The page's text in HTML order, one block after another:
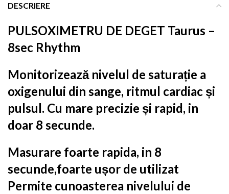
DESCRIERE
PULSOXIMETRU DE DEGET Taurus –
8sec Rhythm
Monitorizează nivelul de saturație a
oxigenului din sange, ritmul cardiac și
pulsul. Cu mare precizie și rapid, in
doar 8 secunde.
Masurare foarte rapida, in 8
secunde,foarte ușor de utilizat
Permite cunoasterea nivelului de